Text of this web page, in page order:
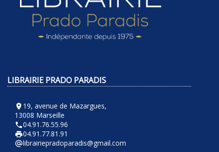
LIBRAIRIE PRADO PARADIS
room 19, avenue de Mazargues,
13008 Marseille
phone04.91.76.55.96
local_printshop04.91.77.81.91
alternate_emaillibrairiepradoparadis@gmail.com